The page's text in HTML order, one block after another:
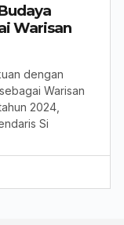
Warisan
dengan
Warisan
2024,
Si